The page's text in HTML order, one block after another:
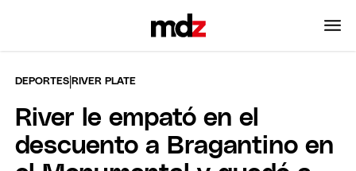
DEPORTES |RIVER PLATE
River le empató en el
descuento a Bragantino en